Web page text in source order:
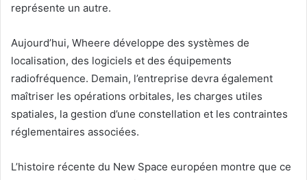
représente un autre.
Aujourd’hui, Wheere développe des systèmes de
localisation, des logiciels et des équipements
radiofréquence. Demain, l’entreprise devra également
maîtriser les opérations orbitales, les charges utiles
spatiales, la gestion d’une constellation et les contraintes
réglementaires associées.
L’histoire récente du New Space européen montre que ce